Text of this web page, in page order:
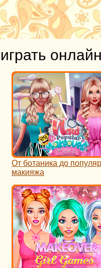
От ботаника до
макияжа